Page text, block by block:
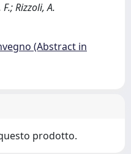
Rizzoli, A.
(Abstract in
prodotto.